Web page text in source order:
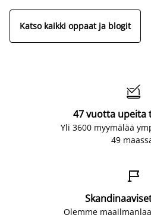
Katso kaikki oppaat ja blogit

47 vuotta upeita
Yli 3600 myymälää
49

Olemme